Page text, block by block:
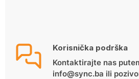
Korisnička podrška
Kontaktirajte nas
info@sync.ba ili